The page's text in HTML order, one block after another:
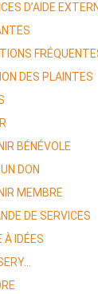
D’AIDE
DES PLAINTES
BÉNÉVOLE
DON
MEMBRE
DE SERVICES
À IDÉES